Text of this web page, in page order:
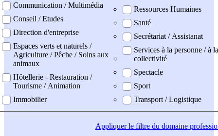
Communication / Multimédia
Conseil / Etudes
Direction d'entreprise
Espaces verts et naturels /
Agriculture / Pêche / Soins aux
animaux
Hôtellerie - Restauration /
Tourisme / Animation
Immobilier
Ressources Humaines
Santé
Secrétariat / Assistanat
Services à la personne / à la
collectivité
Spectacle
Sport
Transport / Logistique
Appliquerle filtre du domaine